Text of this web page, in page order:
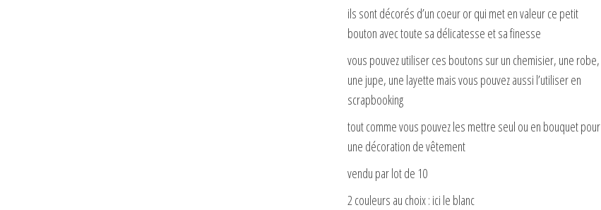
ils sont décorés d’un coeur or qui met en valeur ce petit
bouton avec toute sa délicatesse et sa finesse
vous pouvez utiliser ces boutons sur un chemisier, une robe,
une jupe, une layette mais vous pouvez aussi l’utiliser en
scrapbooking
tout comme vous pouvez les mettre seul ou en bouquet pour
une décoration de vêtement
vendu par lot de 10
2 couleurs au choix : ici le blanc